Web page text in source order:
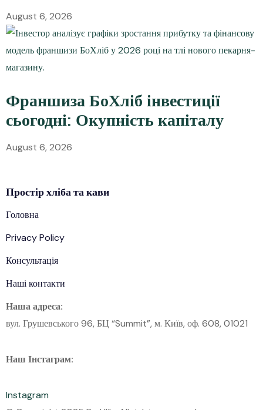
August 6, 2026
Франшиза БоХліб інвестиції
сьогодні: Окупність капіталу
August 6, 2026
Простірхлібата кави
Головна
Privacy Policy
Консультація
Наші контакти
Наша адреса:
вул. Грушевського 96, БЦ “Summit”, м. Київ, оф. 608, 01021
Наш Інстаграм:
Instagram